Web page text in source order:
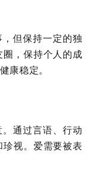
但保持一定的独
，保持个人的成
康稳定。
通过言语、行动
视。爱需要被表